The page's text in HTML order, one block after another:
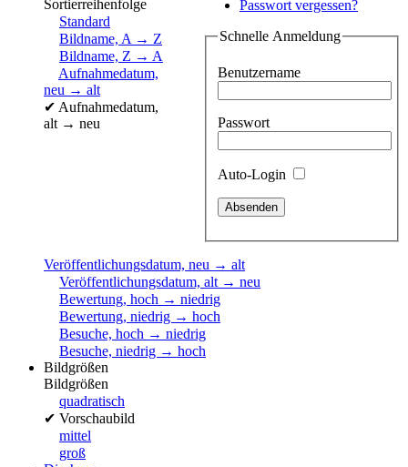
Passwort vergessen?
Schnelle Anmeldung
Benutzername
Passwort
Auto-Login
Sortierreihenfolge
Standard
Bildname, A → Z
Bildname, Z → A
Aufnahmedatum,
neu → alt
✔ Aufnahmedatum,
alt → neu
Veröffentlichungsdatum, neu → alt
Veröffentlichungsdatum, alt → neu
Bewertung, hoch → niedrig
Bewertung, niedrig → hoch
Besuche, hoch → niedrig
Besuche, niedrig → hoch
Bildgrößen
Bildgrößen
quadratisch
✔ Vorschaubild
mittel
groß